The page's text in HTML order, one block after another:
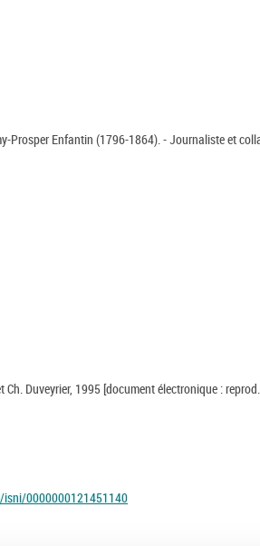
Prosper Enfantin (1796-1864). - Journaliste et
Duveyrier, 1995 [document électronique :
0000000121451140